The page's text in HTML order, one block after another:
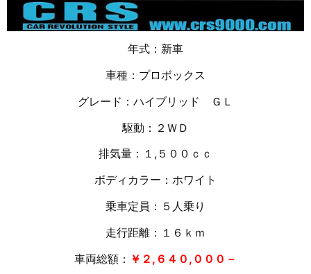
年式：新車
車種：プロボックス
グレード：ハイブリッド ＧＬ
駆動：２ＷＤ
排気量：１ ,５００ｃｃ
ボディカラー：ホワイト
乗車定員：５人乗り
走行距離：１６ ｋｍ
車両総額： ￥２,６４０,０００－